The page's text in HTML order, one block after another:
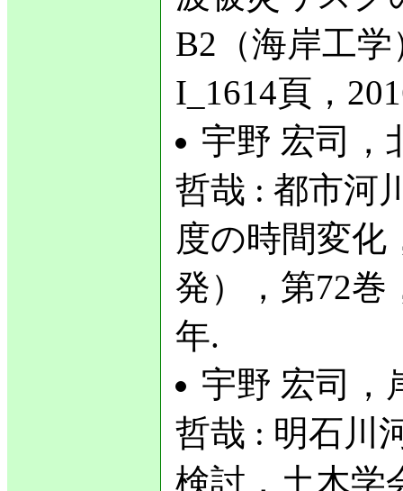
B2（海岸工学
I_1614頁，
宇野 宏司，
哲哉 : 都市河
度の時間変化
発），第72巻
年.
宇野 宏司，
哲哉 : 明石川
検討，土木学